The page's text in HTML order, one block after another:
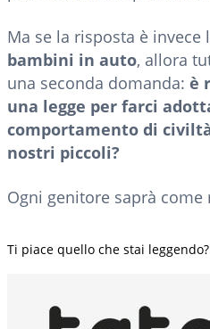
Ma se la risposta è invece
bambini in auto, allora
una seconda domanda: è
una legge per farci
comportamento di
nostri piccoli?
Ogni genitore saprà come
Ti piace quello che stai